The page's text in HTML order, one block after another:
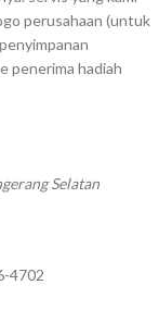
perusahaan (untuk
penerima hadiah
Selatan
4702